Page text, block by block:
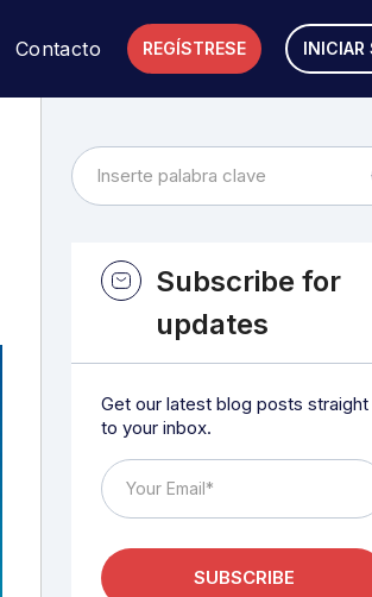
REGÍSTRESE INICIAR
Contacto
Subscribe for
updates
Get our latest blog posts straight
to your inbox.